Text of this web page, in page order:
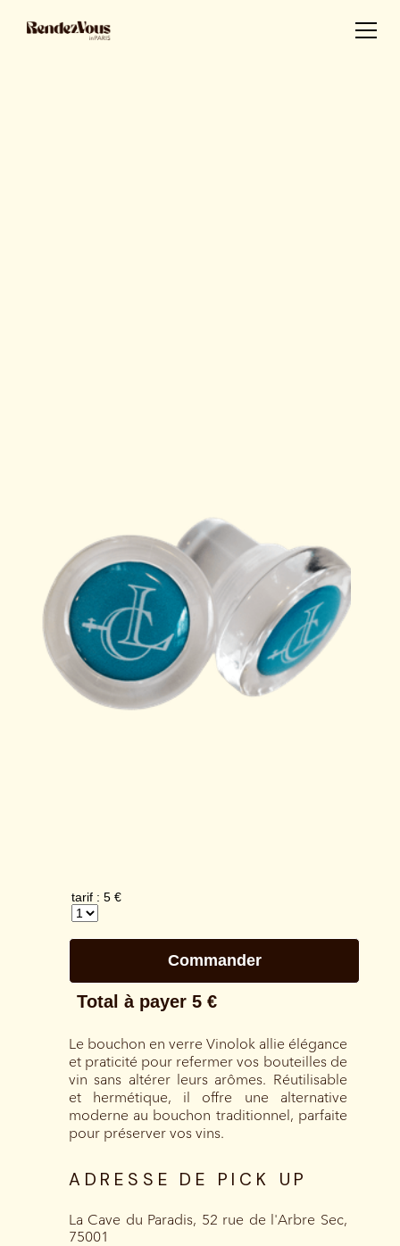
Le bouchon en verre Vinolok allie élégance
et praticité pour refermer vos bouteilles de
vin sans altérer leurs arômes. Réutilisable
et hermétique, il offre une alternative
moderne au bouchon traditionnel, parfaite
pour préserver vos vins.
ADRESSE DE PICK UP
La Cave du Paradis, 52 rue de l'Arbre Sec,
75001